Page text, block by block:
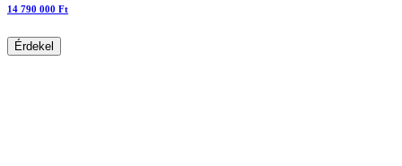
14 790 000 Ft
Érdekel